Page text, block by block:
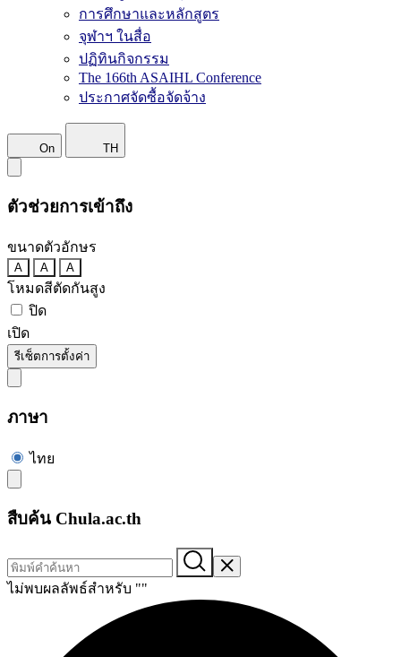
การศึกษาและหลักสูตร
จุฬาฯ ในสื่อ
ปฏิทินกิจกรรม
The 166th ASAIHL Conference
ประกาศจัดซื้อจัดจ้าง
On TH
ตัวช่วยการเข้าถึง
ขนาดตัวอักษร
A A A
โหมดสีตัดกันสูง
ปิด
เปิด
รีเซ็ตการตั้งค่า
ภาษา
ไทย
สืบค้น Chula.ac.th
ไม่พบผลลัพธ์สำหรับ ""